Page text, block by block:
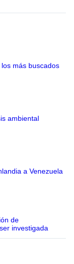
más buscados
ambiental
a Venezuela
de
investigada